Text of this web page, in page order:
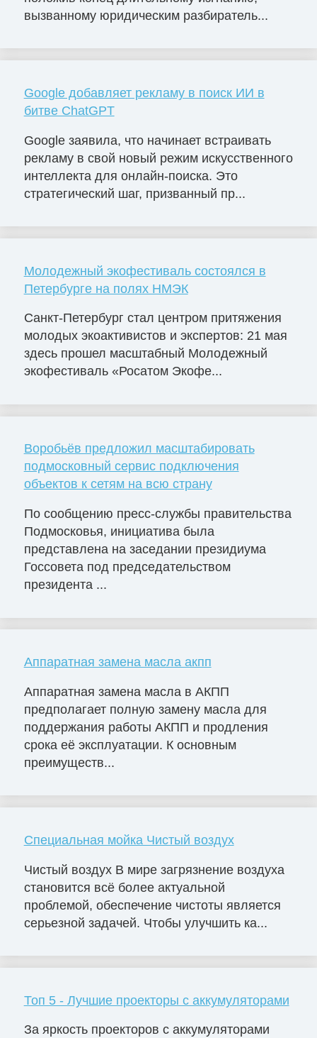
вызванному юридическим разбиратель...
Google добавляет рекламу в поиск ИИ в
битве ChatGPT
Google заявила, что начинает встраивать
рекламу в свой новый режим искусственного
интеллекта для онлайн-поиска. Это
стратегический шаг, призванный пр...
Молодежный экофестиваль состоялся в
Петербурге на полях НМЭК
Санкт-Петербург стал центром притяжения
молодых экоактивистов и экспертов: 21 мая
здесь прошел масштабный Молодежный
экофестиваль «Росатом Экофе...
Воробьёв предложил масштабировать
подмосковный сервис подключения
объектов к сетям на всю страну
По сообщению пресс-службы правительства
Подмосковья, инициатива была
представлена на заседании президиума
Госсовета под председательством
президента ...
Аппаратная замена масла акпп
Аппаратная замена масла в АКПП
предполагает полную замену масла для
поддержания работы АКПП и продления
срока её эксплуатации. К основным
преимуществ...
Специальная мойка Чистый воздух
Чистый воздух В мире загрязнение воздуха
становится всё более актуальной
проблемой, обеспечение чистоты является
серьезной задачей. Чтобы улучшить ка...
Топ 5 - Лучшие проекторы с аккумуляторами
За яркость проекторов с аккумуляторами